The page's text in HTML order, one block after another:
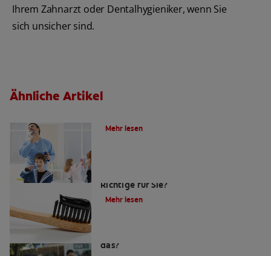
Ihrem Zahnarzt oder Dentalhygieniker, wenn Sie
sich unsicher sind.
Ähnliche Artikel
Mehr lesen
Richtige für Sie?
Mehr lesen
das?